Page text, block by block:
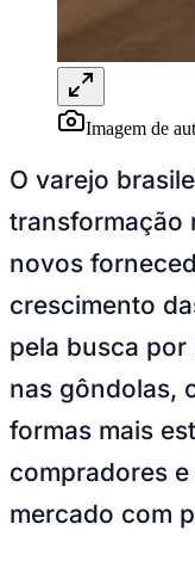
Brasileirão Série A
Brasileirão Série B
Paulistão
Libertadores
Sul-Americana
Copa América
Champions League
Premier League
Bundesliga
Imagem de
O varejo
transformação
novos
crescimento
pela busca
nas gôndolas,
formas mais
compradores
mercado com